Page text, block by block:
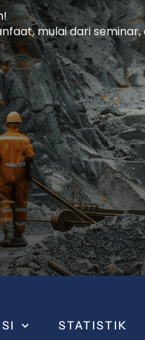
mulai dari seminar,
STATISTIK